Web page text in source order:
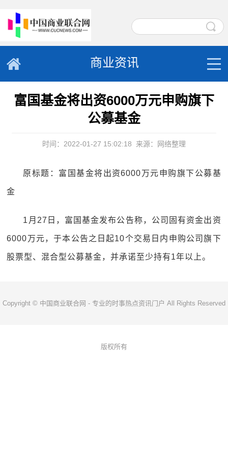
商业资讯
富国基金将出资6000万元申购旗下
公募基金
时间：2022-01-27 15:02:18 来源：网络整理
原标题：富国基金将出资6000万元申购旗下公募基
金
1月27日，富国基金发布公告称，公司固有资金出资
6000万元，于本公告之日起10个交易日内申购公司旗下
股票型、混合型公募基金，并承诺至少持有1年以上。
Copyright © 中国商业联合网 - 专业的时事热点资讯门户 All Rights Reserved
版权所有